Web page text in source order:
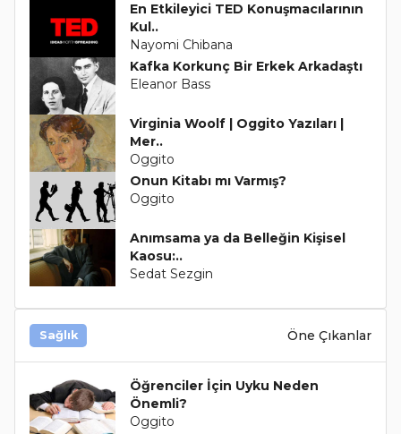
En Etkileyici TED Konuşmacılarının
Kul..
Nayomi Chibana
Kafka Korkunç Bir Erkek Arkadaştı
Eleanor Bass
Virginia Woolf | Oggito Yazıları |
Mer..
Oggito
Onun Kitabı mı Varmış?
Oggito
Anımsama ya da Belleğin Kişisel
Kaosu:..
Sedat Sezgin
Sağlık Öne Çıkanlar
Öğrenciler İçin Uyku Neden
Önemli?
Oggito